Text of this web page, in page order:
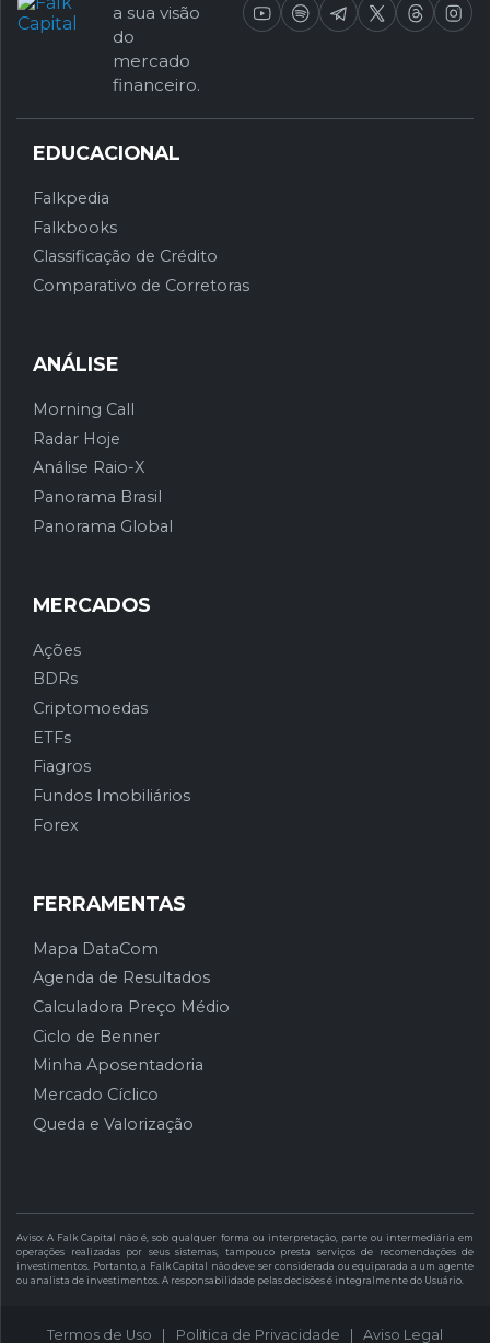
a sua visão
do
mercado
financeiro.
EDUCACIONAL
Falkpedia
Falkbooks
Classificação de Crédito
Comparativo de Corretoras
ANÁLISE
Morning Call
Radar Hoje
Análise Raio-X
Panorama Brasil
Panorama Global
MERCADOS
Ações
BDRs
Criptomoedas
ETFs
Fiagros
Fundos Imobiliários
Forex
FERRAMENTAS
Mapa DataCom
Agenda de Resultados
Calculadora Preço Médio
Ciclo de Benner
Minha Aposentadoria
Mercado Cíclico
Queda e Valorização
Aviso: A Falk Capital não é, sob qualquer forma ou interpretação, parte ou intermediária em
operações realizadas por seus sistemas, tampouco presta serviços de recomendações de
investimentos. Portanto, a Falk Capital não deve ser considerada ou equiparada a um agente
ou analista de investimentos. A responsabilidade pelas decisões é integralmente do Usuário.
Termos de Uso Politica de Privacidade Aviso Legal